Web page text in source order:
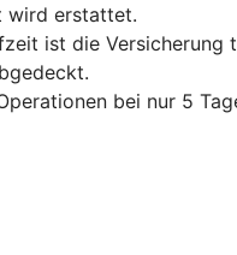
wird erstattet.
ist die Versicherung
bei nur 5